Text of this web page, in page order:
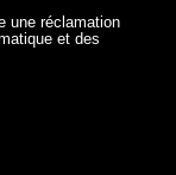
une réclamation
et des